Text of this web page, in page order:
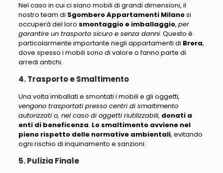
Nel caso in cui ci siano mobili di grandi dimensioni, il
nostro team di Sgombero Appartamenti Milanosi
occuperà del loro smontaggio e imballaggio, per
garantire un trasporto sicuro e senza danni. Questo è
particolarmente importante negli appartamenti di Brera,
dove spesso i mobili sono di valore o fanno parte di
arredi antichi.
4. Trasporto e Smaltimento
Una volta imballati e smontati i mobili e gli oggetti,
vengono trasportati presso centri di smaltimento
autorizzati o, nel caso di oggetti riutilizzabili, donati a
enti di beneficenza. Lo smaltimento avviene nel
pieno rispetto delle normative ambientali, evitando
ogni rischio di inquinamento e sanzioni.
5. Pulizia Finale